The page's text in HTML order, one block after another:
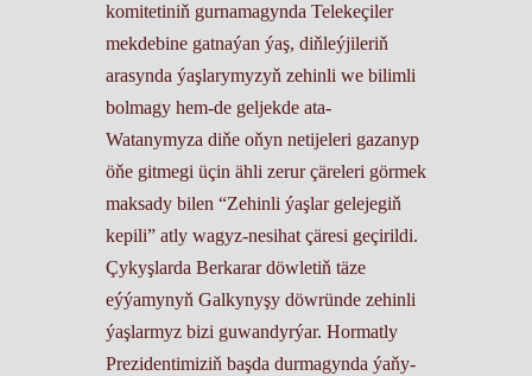
komitetiniň gurnamagynda Telekeçiler
mekdebine gatnaýan ýaş, diňleýjileriň
arasynda ýaşlarymyzyň zehinli we bilimli
bolmagy hem-de geljekde ata-
Watanymyza diňe oňyn netijeleri gazanyp
öňe gitmegi üçin ähli zerur çäreleri görmek
maksady bilen “Zehinli ýaşlar gelejegiň
kepili” atly wagyz-nesihat çäresi geçirildi.
Çykyşlarda Berkarar döwletiň täze
eýýamynyň Galkynyşy döwründe zehinli
ýaşlarmyz bizi guwandyrýar. Hormatly
Prezidentimiziň başda durmagynda ýaňy-